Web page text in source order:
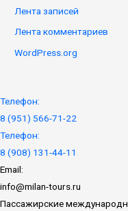
Лента записей
Лента комментариев
WordPress.org
Телефон:
8 (951) 566-71-22
Телефон:
8 (908) 131-44-11
Email:
info@milan-tours.ru
Пассажирские